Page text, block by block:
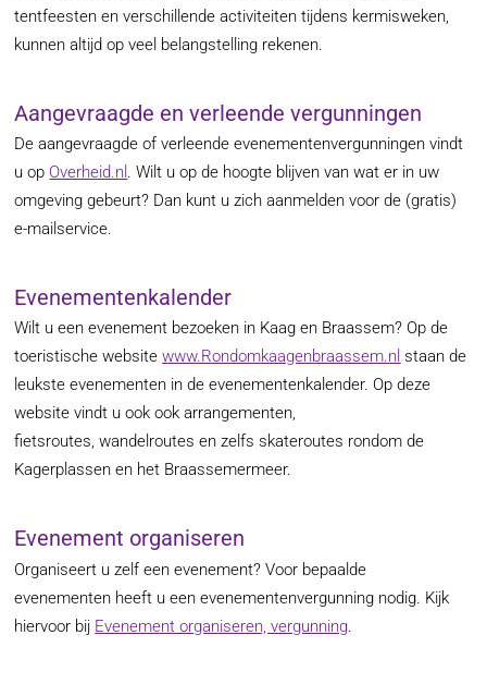
tentfeesten en verschillende activiteiten tijdens kermisweken,
kunnen altijd op veel belangstelling rekenen.
Aangevraagde en verleende vergunningen
De aangevraagde of verleende evenementenvergunningen vindt
u op Overheid.nl . Wilt u op de hoogte blijven van wat er in uw
omgeving gebeurt? Dan kunt u zich aanmelden voor de (gratis)
e-mailservice.
Evenementenkalender
Wilt u een evenement bezoeken in Kaag en Braassem? Op de
toeristische websitewww.Rondomkaagenbraassem.nl staan de
leukste evenementen in de evenementenkalender. Op deze
website vindt u ook ook arrangementen,
fietsroutes, wandelroutes en zelfs skateroutes rondom de
Kagerplassen en het Braassemermeer.
Evenement organiseren
Organiseert u zelf een evenement? Voor bepaalde
evenementen heeft u een evenementenvergunning nodig. Kijk
hiervoor bij Evenement organiseren, vergunning.